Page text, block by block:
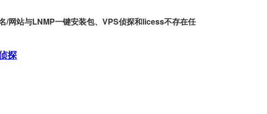
/网站与LNMP一键安装包、VPS侦探和licess不存在任
探